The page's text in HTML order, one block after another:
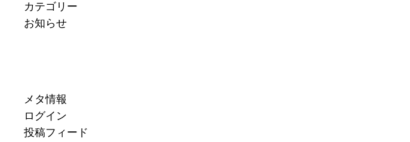
カテゴリー
お知らせ
メタ情報
ログイン
投稿フィード